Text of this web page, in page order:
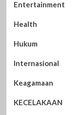
Entertainment
Health
Hukum
Internasional
Keagamaan
KECELAKAAN